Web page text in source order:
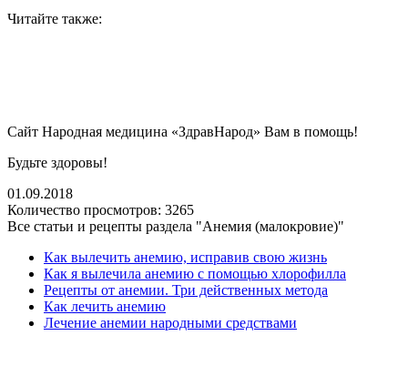
Читайте также:
Сайт Народная медицина «ЗдравНарод» Вам в помощь!
Будьте здоровы!
01.09.2018
Количество просмотров: 3265
Все статьи и рецепты раздела "Анемия (малокровие)"
Как вылечить анемию, исправив свою жизнь
Как я вылечила анемию с помощью хлорофилла
Рецепты от анемии. Три действенных метода
Как лечить анемию
Лечение анемии народными средствами